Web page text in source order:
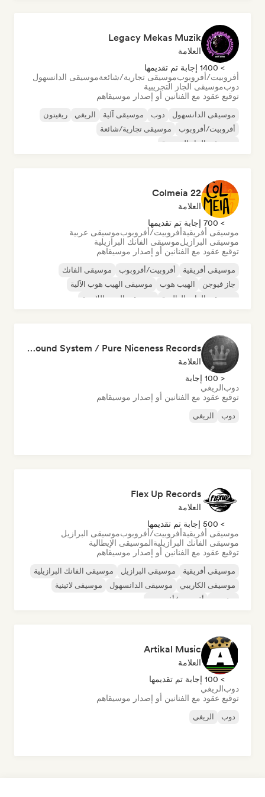
Legacy Mekas Muzik
العلامة
> 1400 إجابة تم تقديمها
أفروبيت/أفروبوبموسيقى تجارية/شائعةموسيقى الدانسهول
دوبموسيقى الجاز التجريبية
توقيع عقود مع الفنانين أو إصدار موسيقاهم
موسيقى الدانسهول دوب موسيقى آلية الريغي
ريغيتون
أفروبيت/أفروبوب
موسيقى تجارية/شائعة
موسيقى الجاز التجريبية
Colmeia 22
العلامة
> 700 إجابة تم تقديمها
موسيقى أفريقيةأفروبيت/أفروبوبموسيقى عربية
موسيقى البرازيلموسيقى الفانك البرازيلية
توقيع عقود مع الفنانين أو إصدار موسيقاهم
موسيقى أفريقية أفروبيت/أفروبوب
موسيقى الفانك
جاز فيوجن
الهيب هوب
موسيقى الهيب هوب الآلية
موسيقى الراب العالمية
موسيقى البوب اللاتينية
King Hi-Fi Sound System / Pure Niceness Records
العلامة
< 100 إجابة
دوبالريغي
توقيع عقود مع الفنانين أو إصدار موسيقاهم
دوب الريغي
Flex Up Records
العلامة
> 500 إجابة تم تقديمها
موسيقى أفريقيةأفروبيت/أفروبوبموسيقى البرازيل
موسيقى الفانك البرازيليةالموسيقى الإيطالية
توقيع عقود مع الفنانين أو إصدار موسيقاهم
موسيقى أفريقية موسيقى البرازيل
موسيقى الفانك البرازيلية
موسيقى الكاريبي
موسيقى الدانسهول
موسيقى لاتينية
ريغيتون
أفروبيت/أفروبوب
Artikal Music
العلامة
> 100 إجابة تم تقديمها
دوبالريغي
توقيع عقود مع الفنانين أو إصدار موسيقاهم
دوب الريغي